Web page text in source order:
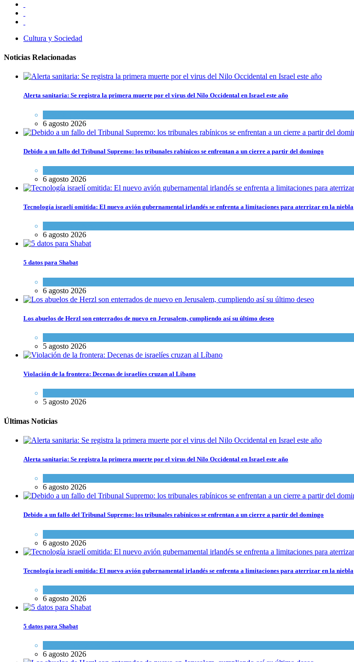
Cultura y Sociedad
Noticias Relacionadas
Alerta sanitaria: Se registra la primera muerte por el virus del Nilo Occidental en Israel este año
6 agosto 2026
Debido a un fallo del Tribunal Supremo: los tribunales rabínicos se enfrentan a un cierre a partir del domingo
6 agosto 2026
Tecnología israelí omitida: El nuevo avión gubernamental irlandés se enfrenta a limitaciones para aterrizar en la niebla
6 agosto 2026
5 datos para Shabat
6 agosto 2026
Los abuelos de Herzl son enterrados de nuevo en Jerusalem, cumpliendo así su último deseo
5 agosto 2026
Violación de la frontera: Decenas de israelíes cruzan al Líbano
5 agosto 2026
Últimas Noticias
Alerta sanitaria: Se registra la primera muerte por el virus del Nilo Occidental en Israel este año
6 agosto 2026
Debido a un fallo del Tribunal Supremo: los tribunales rabínicos se enfrentan a un cierre a partir del domingo
6 agosto 2026
Tecnología israelí omitida: El nuevo avión gubernamental irlandés se enfrenta a limitaciones para aterrizar en la niebla
6 agosto 2026
5 datos para Shabat
6 agosto 2026